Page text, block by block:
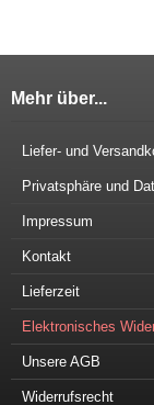
Mehr über...
Liefer- und
Privatsphäre und
Impressum
Kontakt
Lieferzeit
Elektronisches
Unsere AGB
Widerrufsrecht